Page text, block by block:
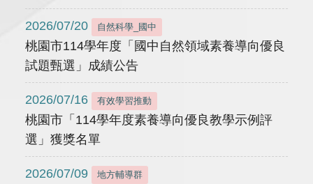
2026/07/20 自然科學_國中
桃園市114學年度「國中自然領域素養導向優良
試題甄選」成績公告
2026/07/16 有效學習推動
桃園市「114學年度素養導向優良教學示例評
選」獲獎名單
2026/07/09 地方輔導群